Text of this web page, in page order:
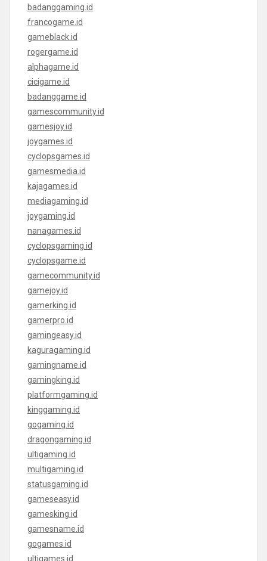
badanggaming.id
francogame.id
gameblack.id
rogergame.id
alphagame.id
cicigame.id
badanggame.id
gamescommunity.id
gamesjoy.id
joygames.id
cyclopsgames.id
gamesmedia.id
kajagames.id
mediagaming.id
joygaming.id
nanagames.id
cyclopsgaming.id
cyclopsgame.id
gamecommunity.id
gamejoy.id
gamerking.id
gamerpro.id
gamingeasy.id
kaguragaming.id
gamingname.id
gamingking.id
platformgaming.id
kinggaming.id
gogaming.id
dragongaming.id
ultigaming.id
multigaming.id
statusgaming.id
gameseasy.id
gamesking.id
gamesname.id
gogames.id
ultigames.id